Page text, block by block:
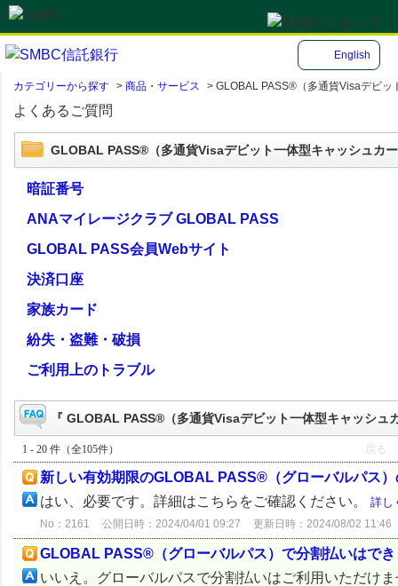
English
カテゴリーから探す > 商品・サービス > GLOBAL PASS®（多通貨Visaデビッ
よくあるご質問
GLOBAL PASS®（多通貨Visaデビット一体型キャッシュカ
暗証番号
ANAマイレージクラブ GLOBAL PASS
GLOBAL PASS会員Webサイト
決済口座
家族カード
紛失・盗難・破損
ご利用上のトラブル
『 GLOBAL PASS®（多通貨Visaデビット一体型キャッシュ
1 - 20 件（全105件） 戻る
新しい有効期限のGLOBAL PASS®（グローバルパス
はい、必要です。詳細はこちらをご確認ください。 詳し
No：2161 公開日時：2024/04/01 09:27 更新日時：2024/08/02 11:46
GLOBAL PASS®（グローバルパス）で分割払いはでき
いいえ。グローバルパスで分割払いはご利用いただけ